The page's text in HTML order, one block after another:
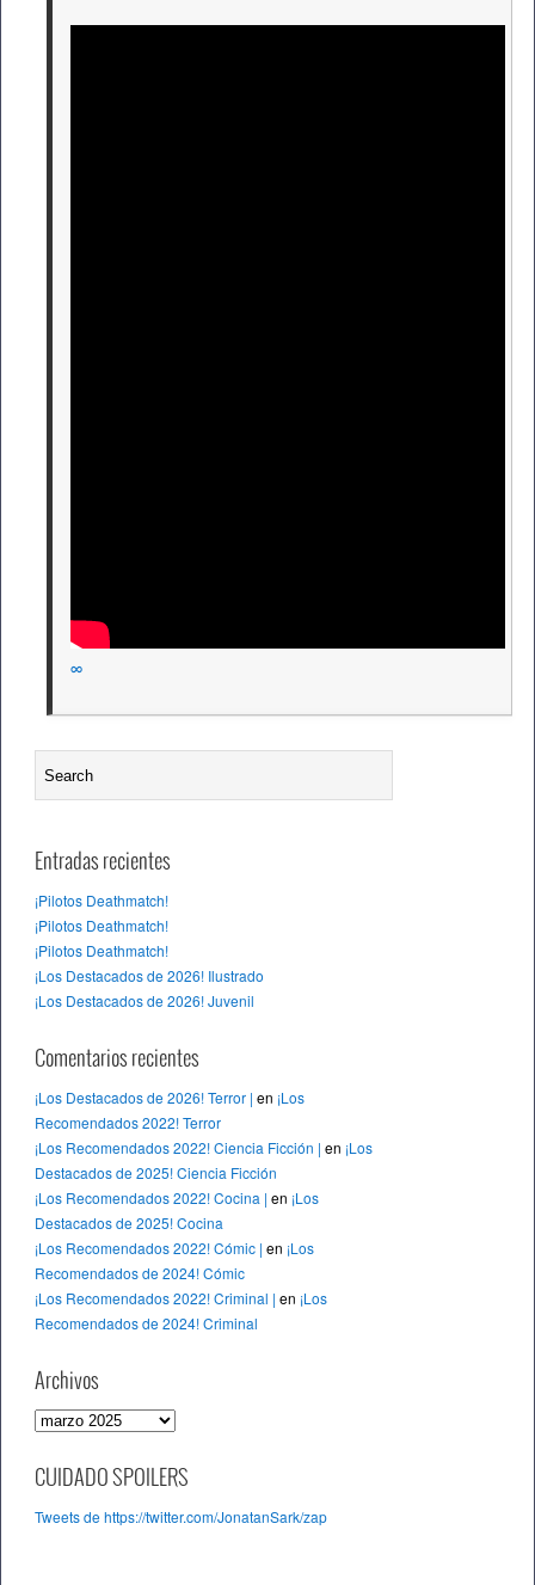
∞
Entradas recientes
¡Pilotos Deathmatch!
¡Pilotos Deathmatch!
¡Pilotos Deathmatch!
¡Los Destacados de 2026! Ilustrado
¡Los Destacados de 2026! Juvenil
Comentarios recientes
¡Los Destacados de 2026! Terror | en ¡Los
Recomendados 2022! Terror
¡Los Recomendados 2022! Ciencia Ficción | en ¡Los
Destacados de 2025! Ciencia Ficción
¡Los Recomendados 2022! Cocina | en ¡Los
Destacados de 2025! Cocina
¡Los Recomendados 2022! Cómic | en ¡Los
Recomendados de 2024! Cómic
¡Los Recomendados 2022! Criminal | en ¡Los
Recomendados de 2024! Criminal
Archivos
A
c
i
CUIDADO SPOILERS
Tweets de https://twitter.com/JonatanSark/zap